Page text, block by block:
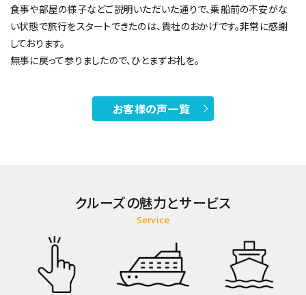
食事や部屋の様子などご説明いただいた通りで、乗船前の不安がな
い状態で旅行をスタートできたのは、貴社のおかげです。非常に感謝
しております。
無事に戻って参りましたので、ひとまずお礼を。
お客様の声一覧
クルーズの魅力とサービス
Service